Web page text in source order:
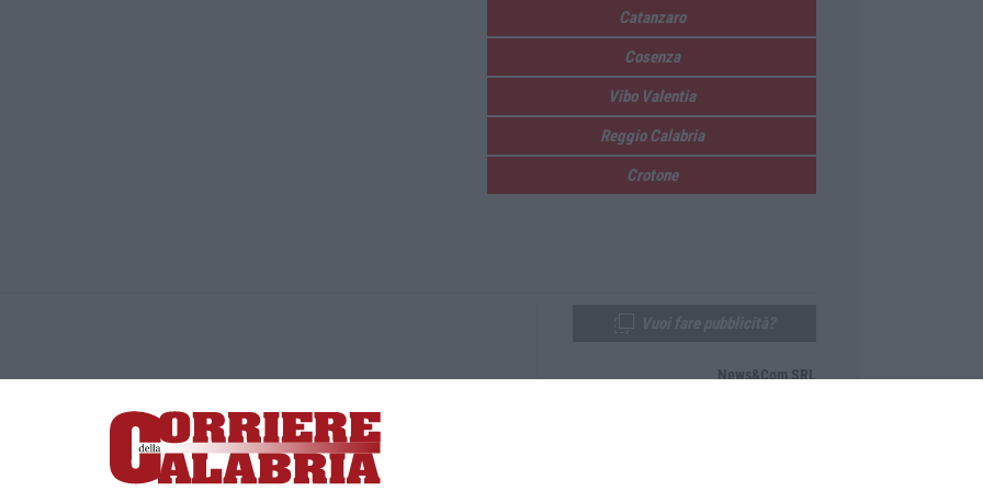
Catanzaro
Cosenza
Vibo Valentia
Reggio Calabria
Crotone
Lamezia Terme (CZ)
responsabile Paola Militano |Privacy
News&Com SRL